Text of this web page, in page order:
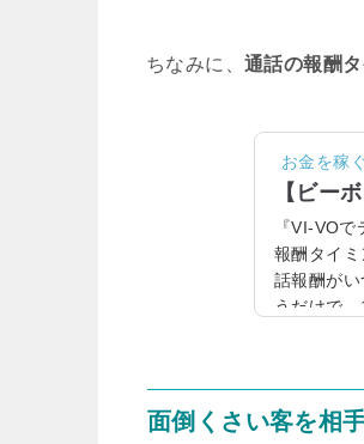
ちなみに、 通話の報酬
お金を稼
【ビー
『VI-VO
報酬タイ
話報酬が
うだけで
ーボ)です
れからテレ
面倒くさい客を相